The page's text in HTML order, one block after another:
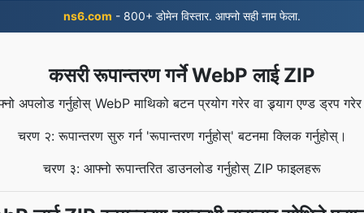
ns6.com - 800+ डोमेन विस्तार. आफ्नो सही नाम फेला.
कसरी रूपान्तरण गर्ने WebP लाई ZIP
अपलोड गर्नुहोस् WebP माथिको बटन प्रयोग गरेर वा ड्र्याग एण्ड ड्रप
चरण २: रूपान्तरण सुरु गर्न 'रूपान्तरण गर्नुहोस्' बटनमा क्लिक गर्नुहोस्।
चरण ३: आफ्नो रूपान्तरित डाउनलोड गर्नुहोस् ZIP फाइलहरू